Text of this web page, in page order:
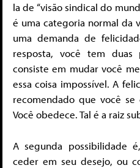
la de “visão sindical do
é uma categoria normal da
uma demanda de
resposta, você tem duas
consiste em mudar você
essa coisa impossível. A
recomendado que você se
Você obedece. Tal é a raiz
A segunda possibilidade
ceder em seu desejo, ou